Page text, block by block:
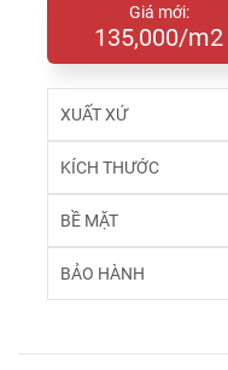
Giá mới:
135,000/m2
XUẤT XỨ
KÍCH THƯỚC
BỀ MẶT
BẢO HÀNH